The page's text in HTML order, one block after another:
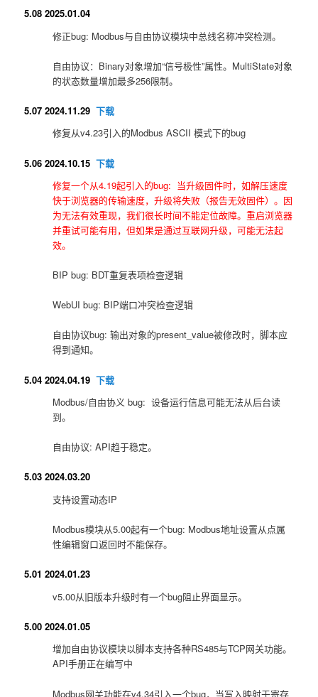
5.08 2025.01.04
修正bug: Modbus与自由协议模块中总线名称冲突检测。
自由协议：Binary对象增加“信号极性”属性。MultiState对象
的状态数量增加最多256限制。
5.07 2024.11.29下载
修复从v4.23引入的Modbus ASCII 模式下的bug
5.06 2024.10.15下载
修复一个从4.19起引入的bug: 当升级固件时，如解压速度
快于浏览器的传输速度，升级将失败（报告无效固件）。因
为无法有效重现，我们很长时间不能定位故障。重启浏览器
并重试可能有用，但如果是通过互联网升级，可能无法起
效。
BIP bug: BDT重复表项检查逻辑
WebUI bug: BIP端口冲突检查逻辑
自由协议bug: 输出对象的present_value被修改时，脚本应
得到通知。
5.04 2024.04.19下载
Modbus/自由协义 bug: 设备运行信息可能无法从后台读
到。
自由协议: API趋于稳定。
5.03 2024.03.20
支持设置动态IP
Modbus模块从5.00起有一个bug: Modbus地址设置从点属
性编辑窗口返回时不能保存。
5.01 2024.01.23
v5.00从旧版本升级时有一个bug阻止界面显示。
5.00 2024.01.05
增加自由协议模块以脚本支持各种RS485与TCP网关功能。
API手册正在编写中
Modbus网关功能在v4.34引入一个bug，当写入映射于寄存